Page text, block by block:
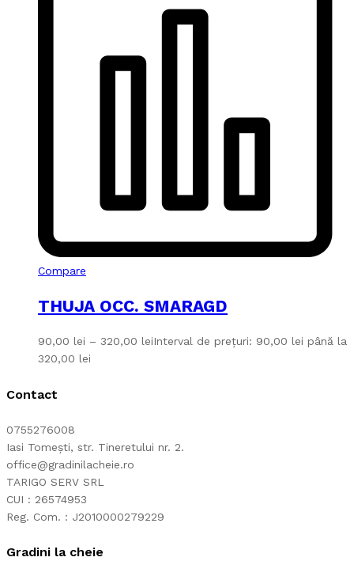
Compare
THUJA OCC. SMARAGD
90,00 lei – 320,00 leiInterval de prețuri: 90,00 lei până la
320,00 lei
Contact
0755276008
Iasi Tomești, str. Tineretului nr. 2.
office@gradinilacheie.ro
TARIGO SERV SRL
CUI : 26574953
Reg. Com. : J2010000279229
Gradini la cheie